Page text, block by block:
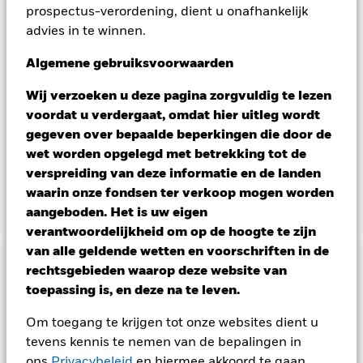
prospectus-verordening, dient u onafhankelijk
advies in te winnen.
Algemene gebruiksvoorwaarden
Wij verzoeken u deze pagina zorgvuldig te lezen
voordat u verdergaat, omdat hier uitleg wordt
gegeven over bepaalde beperkingen die door de
wet worden opgelegd met betrekking tot de
verspreiding van deze informatie en de landen
waarin onze fondsen ter verkoop mogen worden
aangeboden. Het is uw eigen
verantwoordelijkheid om op de hoogte te zijn
van alle geldende wetten en voorschriften in de
rechtsgebieden waarop deze website van
toepassing is, en deze na te leven.
Om toegang te krijgen tot onze websites dient u
tevens kennis te nemen van de bepalingen in
aandelenklassen met valutahedging op aanvraag
verkrijgbaar bij de beheermaatschappij van het fonds.
In de mate waarin het Fonds effecten uitleent om zijn kosten
te reduceren, ontvangt het Fonds 62,5% van de hiermee
verbonden inkomsten en komen de resterende 37,5% ten
goede aan BlackRock als effectenuitleenagent. Aangezien de
verdeling van opbrengsten uit effectenleningen de
exploitatiekosten van het Fonds niet verhoogt, is deze niet in
de lopende kosten opgenomen.
BGF Circular Economy
Risicometer
Performance
Grafiek
Aandelen in kleinere bedrijven worden gewoonlijk in kleinere
Kerngegevens